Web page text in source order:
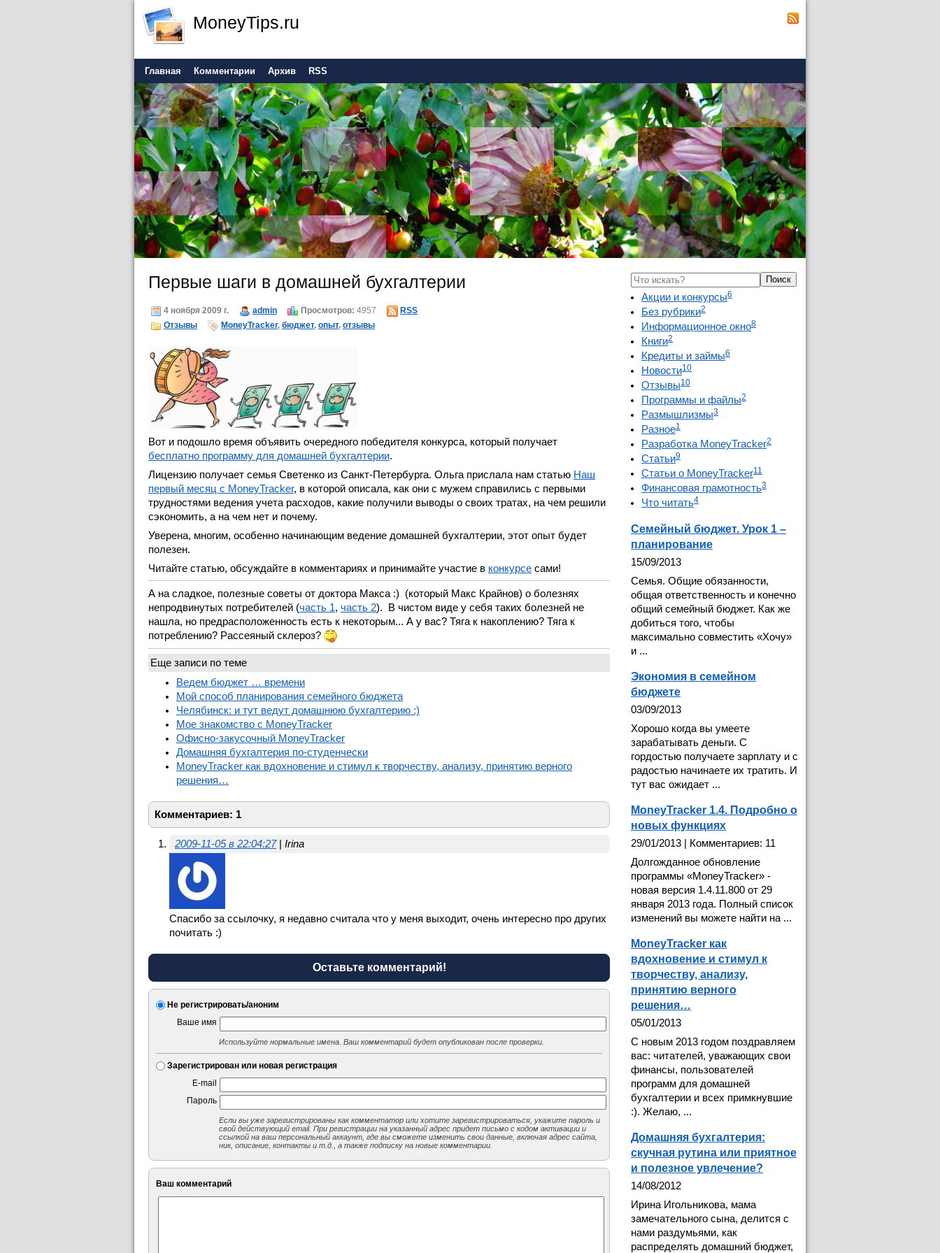
MoneyTips.ru
Главная Комментарии Архив RSS
Первые шаги в домашней бухгалтерии
4 ноября 2009 г. admin Просмотров: 4957
RSS
Отзывы
MoneyTracker, бюджет, опыт, отзывы
Вот и подошло время объявить очередного победителя конкурса, который получает
бесплатно программу для домашней бухгалтерии.
Лицензию получает семья Светенко из Санкт-Петербурга. Ольга прислала нам статью Наш
первый месяц с MoneyTracker, в которой описала, как они с мужем справились с первыми
трудностями ведения учета расходов, какие получили выводы о своих тратах, на чем решили
сэкономить, а на чем нет и почему.
Уверена, многим, особенно начинающим ведение домашней бухгалтерии, этот опыт будет
полезен.
Читайте статью, обсуждайте в комментариях и принимайте участие в конкурсе сами!
А на сладкое, полезные советы от доктора Макса :) (который Макс Крайнов) о болезнях
непродвинутых потребителей (часть 1, часть 2). В чистом виде у себя таких болезней не
нашла, но предрасположенность есть к некоторым... А у вас? Тяга к накоплению? Тяга к
потреблению? Рассеяный склероз?
Еще записи по теме
Ведем бюджет … времени
Мой способ планирования семейного бюджета
Челябинск: и тут ведут домашнюю бухгалтерию :)
Мое знакомство с MoneyTracker
Офисно-закусочный MoneyTracker
Домашняя бухгалтерия по-студенчески
MoneyTracker как вдохновение и стимул к творчеству, анализу, принятию верного
решения…
Комментариев: 1
2009-11-05 в 22:04:27| Irina
Спасибо за ссылочку, я недавно считала что у меня выходит, очень интересно про других
почитать :)
Оставьте комментарий!
Не регистрировать/аноним
Ваше имя
Используйте нормальные имена. Ваш комментарий будет опубликован после проверки.
Зарегистрирован или новая регистрация
E-mail
Пароль
Если вы уже зарегистрированы как комментатор или хотите зарегистрироваться, укажите пароль и
свой действующий email. При регистрации на указанный адрес придет письмо с кодом активации и
ссылкой на ваш персональный аккаунт, где вы сможете изменить свои данные, включая адрес сайта,
ник, описание, контакты и т.д., а также подписку на новые комментарии.
Ваш комментарий
Поиск
Акции и конкурсы6
Без рубрики2
Информационное окно8
Книги2
Кредиты и займы6
Новости10
Отзывы10
Программы и файлы2
Размышлизмы3
Разное1
Разработка MoneyTracker2
Статьи9
Статьи о MoneyTracker11
Финансовая грамотность3
Что читать4
Семейный бюджет. Урок 1 –
планирование
15/09/2013
Семья. Общие обязанности,
общая ответственность и конечно
общий семейный бюджет. Как же
добиться того, чтобы
максимально совместить «Хочу»
и ...
Экономия в семейном
бюджете
03/09/2013
Хорошо когда вы умеете
зарабатывать деньги. С
гордостью получаете зарплату и с
радостью начинаете их тратить. И
тут вас ожидает ...
MoneyTracker 1.4. Подробно о
новых функциях
29/01/2013 | Комментариев: 11
Долгожданное обновление
программы «MoneyTracker» -
новая версия 1.4.11.800 от 29
января 2013 года. Полный список
изменений вы можете найти на ...
MoneyTracker как
вдохновение и стимул к
творчеству, анализу,
принятию верного
решения…
05/01/2013
С новым 2013 годом поздравляем
вас: читателей, уважающих свои
финансы, пользователей
программ для домашней
бухгалтерии и всех примкнувшие
:). Желаю, ...
Домашняя бухгалтерия:
скучная рутина или приятное
и полезное увлечение?
14/08/2012
Ирина Игольникова, мама
замечательного сына, делится с
нами раздумьями, как
распределять домашний бюджет,